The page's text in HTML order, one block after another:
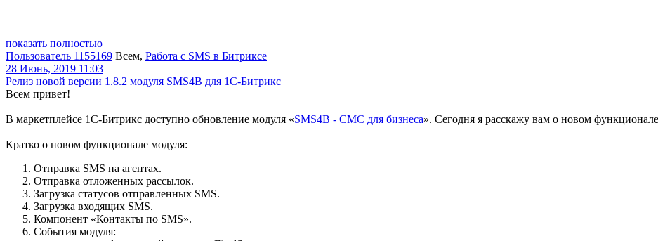
показать полностью
Пользователь 1155169 Всем, Работа с SMS в Битриксе
28 Июнь, 2019 11:03
Релиз новой версии 1.8.2 модуля SMS4B для 1С-Битрикс
Всем привет!
В маркетплейсе 1С-Битрикс доступно обновление модуля «SMS4B - СМС для бизнеса». Сегодня я расскажу вам о новом
Кратко о новом функционале модуля:
Отправка SMS на агентах.
Отправка отложенных рассылок.
Загрузка статусов отправленных SMS.
Загрузка входящих SMS.
Компонент «Контакты по SMS».
События модуля: